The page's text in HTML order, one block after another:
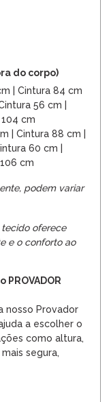
do corpo)
| Cintura 84 cm
56 cm |
cm
| Cintura 88 cm |
60 cm |
cm
podem variar
oferece
e o conforto ao
nosso Provador
a escolher o
como altura,
segura,